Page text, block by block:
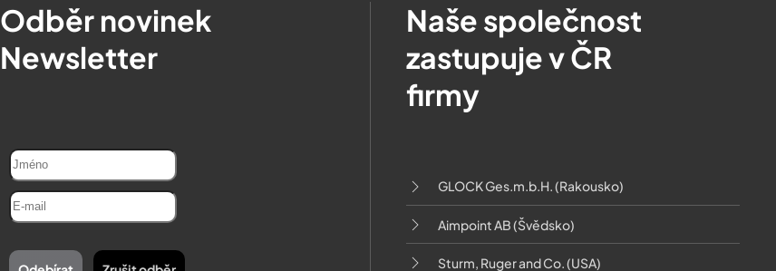
Odběr novinek
Newsletter
Naše společnost
zastupuje v ČR
firmy
GLOCK Ges.m.b.H. (Rakousko)
Aimpoint AB (Švědsko)
Sturm, Ruger and Co. (USA)